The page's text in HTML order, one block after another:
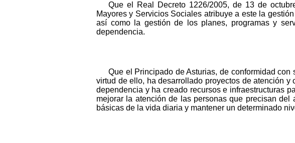
Que el Real Decreto 1226/2005, de 13 de
Mayores y Servicios Sociales atribuye a este la
así como la gestión de los planes, programas y
dependencia.
Que el Principado de Asturias, de conformidad
virtud de ello, ha desarrollado proyectos de atención
dependencia y ha creado recursos e infraestructuras
mejorar la atención de las personas que precisan
básicas de la vida diaria y mantener un determinado